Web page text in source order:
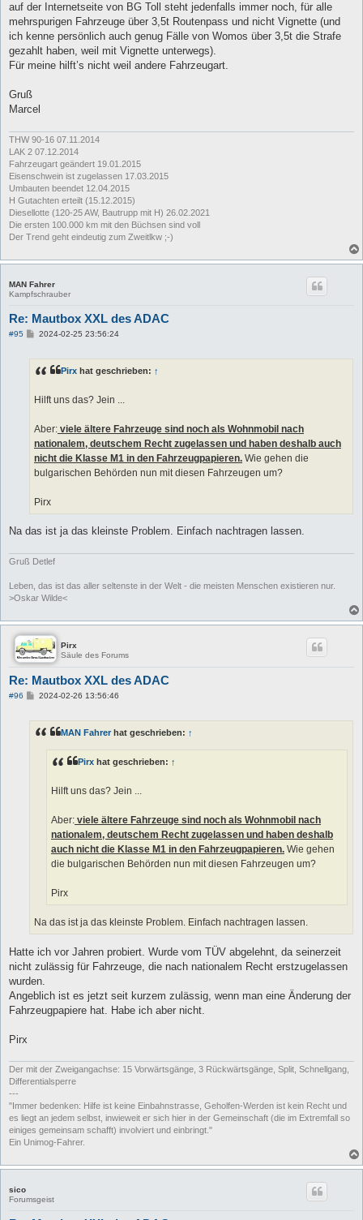
r
a
g
auf der Internetseite von BG Toll steht jedenfalls immer noch, für alle
mehrspurigen Fahrzeuge über 3,5t Routenpass und nicht Vignette (und
ich kenne persönlich auch genug Fälle von Womos über 3,5t die Strafe
gezahlt haben, weil mit Vignette unterwegs).
Für meine hilft’s nicht weil andere Fahrzeugart.
Gruß
Marcel
THW 90-16 07.11.2014
LAK 2 07.12.2014
Fahrzeugart geändert 19.01.2015
Eisenschwein ist zugelassen 17.03.2015
Umbauten beendet 12.04.2015
H Gutachten erteilt (15.12.2015)
Diesellotte (120-25 AW, Bautrupp mit H) 26.02.2021
Die ersten 100.000 km mit den Büchsen sind voll
Der Trend geht eindeutig zum Zweitlkw ;-)
MAN Fahrer
Kampfschrauber
Re: Mautbox XXL des ADAC
#95
B
r
2024-02-25 23:56:24
Pirx hat geschrieben: ↑
Hilft uns das? Jein ...
Aber: viele ältere Fahrzeuge sind noch als Wohnmobil nach
nationalem, deutschem Recht zugelassen und haben deshalb auch
nicht die Klasse M1 in den Fahrzeugpapieren. Wie gehen die
bulgarischen Behörden nun mit diesen Fahrzeugen um?
Pirx
Na das ist ja das kleinste Problem. Einfach nachtragen lassen.
Gruß Detlef
Leben, das ist das aller seltenste in der Welt - die meisten Menschen existieren nur.
>Oskar Wilde<
Pirx
Säule des Forums
Re: Mautbox XXL des ADAC
#96
B
r
2024-02-26 13:56:46
MAN Fahrer hat geschrieben: ↑
Pirx hat geschrieben: ↑
Hilft uns das? Jein ...
Aber: viele ältere Fahrzeuge sind noch als Wohnmobil nach
nationalem, deutschem Recht zugelassen und haben deshalb
auch nicht die Klasse M1 in den Fahrzeugpapieren. Wie gehen
die bulgarischen Behörden nun mit diesen Fahrzeugen um?
Pirx
Na das ist ja das kleinste Problem. Einfach nachtragen lassen.
Hatte ich vor Jahren probiert. Wurde vom TÜV abgelehnt, da seinerzeit
nicht zulässig für Fahrzeuge, die nach nationalem Recht erstzugelassen
wurden.
Angeblich ist es jetzt seit kurzem zulässig, wenn man eine Änderung der
Fahrzeugpapiere hat. Habe ich aber nicht.
Pirx
Der mit der Zweigangachse: 15 Vorwärtsgänge, 3 Rückwärtsgänge, Split, Schnellgang,
Differentialsperre
---
"Immer bedenken: Hilfe ist keine Einbahnstrasse, Geholfen-Werden ist kein Recht und
es liegt an jedem selbst, inwieweit er sich hier in der Gemeinschaft (die im Extremfall so
einiges gemeinsam schafft) involviert und einbringt."
Ein Unimog-Fahrer.
sico
Forumsgeist